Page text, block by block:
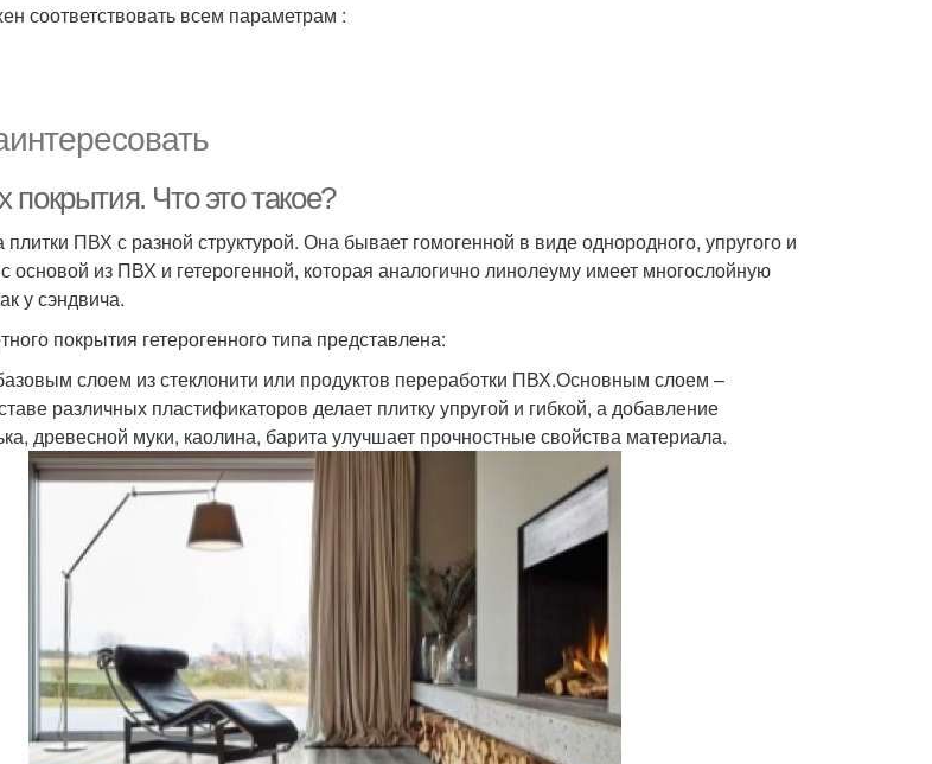
соответствовать всем параметрам :
Что это такое?
ПВХ с разной структурой. Она бывает гомогенной в виде однородного, упругого и
основой из ПВХ и гетерогенной, которая аналогично линолеуму имеет многослойную
у сэндвича.
покрытия гетерогенного типа представлена:
слоем из стеклонити или продуктов переработки ПВХ.Основным слоем –
различных пластификаторов делает плитку упругой и гибкой, а добавление
древесной муки, каолина, барита улучшает прочностные свойства материала.